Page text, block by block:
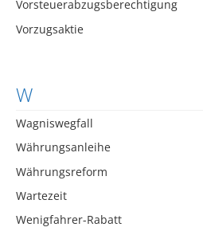
Vorsteuerabzugsberechtigung
Vorzugsaktie
W
Wagniswegfall
Währungsanleihe
Währungsreform
Wartezeit
Wenigfahrer-Rabatt